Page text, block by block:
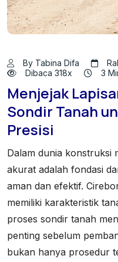
By Tabina Difa
Dibaca 318x
3
Menjejak
Sondir Tanah
Presisi
Dalam dunia konstruksi
akurat adalah fondasi
aman dan efektif.
memiliki karakteristik
proses sondir tanah
penting sebelum
bukan hanya prosedur